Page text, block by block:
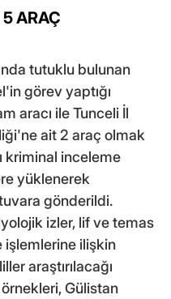
ARAÇ
tutuklu bulunan
görev yaptığı
aracı ile Tunceli İl
ait 2 araç olmak
kriminal inceleme
yüklenerek
gönderildi.
izler, lif ve temas
işlemlerine ilişkin
araştırılacağı
Gülistan